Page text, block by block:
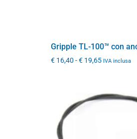
Gripple TL-100™ con
€ 16,40 -€ 19,65 IVA inclusa